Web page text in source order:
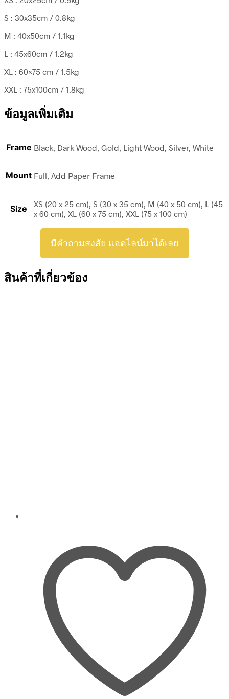
S : 30x35cm / 0.8kg
M : 40x50cm / 1.1kg
L : 45x60cm / 1.2kg
XL : 60×75 cm / 1.5kg
XXL : 75x100cm / 1.8kg
ข้อมูลเพิ่มเติม
Frame Black, Dark Wood, Gold, Light Wood, Silver, White
Mount Full, Add Paper Frame
Size
XS (20 x 25 cm), S (30 x 35 cm), M (40 x 50 cm), L (45
x 60 cm), XL (60 x 75 cm), XXL (75 x 100 cm)
มีคำถามสงสัย แอดไลน์มาได้เลย
สินค้าที่เกี่ยวข้อง